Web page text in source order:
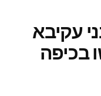
עקיבא
בכיפה